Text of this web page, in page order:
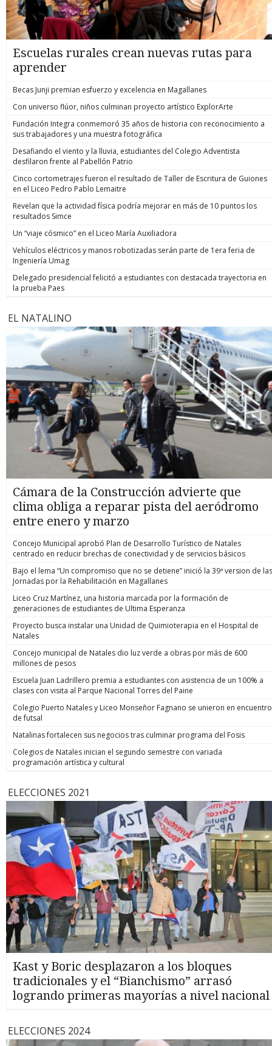
Escuelas rurales crean nuevas rutas para
aprender
Becas Junji premian esfuerzo y excelencia en Magallanes
Con universo flúor, niños culminan proyecto artístico ExplorArte
Fundación Integra conmemoró 35 años de historia con reconocimiento a
sus trabajadores y una muestra fotográfica
Desafiando el viento y la lluvia, estudiantes del Colegio Adventista
desfilaron frente al Pabellón Patrio
Cinco cortometrajes fueron el resultado de Taller de Escritura de Guiones
en el Liceo Pedro Pablo Lemaitre
Revelan que la actividad física podría mejorar en más de 10 puntos los
resultados Simce
Un “viaje cósmico” en el Liceo María Auxiliadora
Vehículos eléctricos y manos robotizadas serán parte de 1era feria de
Ingeniería Umag
Delegado presidencial felicitó a estudiantes con destacada trayectoria en
la prueba Paes
EL NATALINO
Cámara de la Construcción advierte que
clima obliga a reparar pista del aeródromo
entre enero y marzo
Concejo Municipal aprobó Plan de Desarrollo Turístico de Natales
centrado en reducir brechas de conectividad y de servicios básicos
Bajo el lema “Un compromiso que no se detiene” inició la 39ª version de las
Jornadas por la Rehabilitación en Magallanes
Liceo Cruz Martínez, una historia marcada por la formación de
generaciones de estudiantes de Ultima Esperanza
Proyecto busca instalar una Unidad de Quimioterapia en el Hospital de
Natales
Concejo municipal de Natales dio luz verde a obras por más de 600
millones de pesos
Escuela Juan Ladrillero premia a estudiantes con asistencia de un 100% a
clases con visita al Parque Nacional Torres del Paine
Colegio Puerto Natales y Liceo Monseñor Fagnano se unieron en encuentro
de futsal
Natalinas fortalecen sus negocios tras culminar programa del Fosis
Colegios de Natales inician el segundo semestre con variada
programación artística y cultural
ELECCIONES 2021
Kast y Boric desplazaron a los bloques
tradicionales y el “Bianchismo” arrasó
logrando primeras mayorías a nivel nacional
ELECCIONES 2024